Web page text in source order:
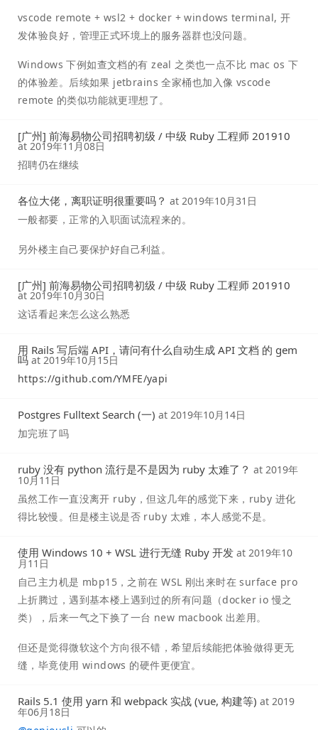
vscode remote + wsl2 + docker + windows terminal, 开
发体验良好，管理正式环境上的服务器群也没问题。
Windows 下例如查文档的有 zeal 之类也一点不比 mac os 下
的体验差。后续如果 jetbrains 全家桶也加入像 vscode
remote 的类似功能就更理想了。
[广州] 前海易物公司招聘初级 / 中级 Ruby 工程师 201910
at 2019年11月08日
招聘仍在继续
各位大佬，离职证明很重要吗？ at 2019年10月31日
一般都要，正常的入职面试流程来的。
另外楼主自己要保护好自己利益。
[广州] 前海易物公司招聘初级 / 中级 Ruby 工程师 201910
at 2019年10月30日
这话看起来怎么这么熟悉
用 Rails 写后端 API，请问有什么自动生成 API 文档 的 gem
吗 at 2019年10月15日
https://github.com/YMFE/yapi
Postgres Fulltext Search (一) at 2019年10月14日
加完班了吗
ruby 没有 python 流行是不是因为 ruby 太难了？ at 2019年
10月11日
虽然工作一直没离开 ruby，但这几年的感觉下来，ruby 进化
得比较慢。但是楼主说是否 ruby 太难，本人感觉不是。
使用 Windows 10 + WSL 进行无缝 Ruby 开发 at 2019年10
月11日
自己主力机是 mbp15，之前在 WSL 刚出来时在 surface pro
上折腾过，遇到基本楼上遇到过的所有问题（docker io 慢之
类），后来一气之下换了一台 new macbook 出差用。
但还是觉得微软这个方向很不错，希望后续能把体验做得更无
缝，毕竟使用 windows 的硬件更便宜。
Rails 5.1 使用 yarn 和 webpack 实战 (vue, 构建等) at 2019
年06月18日